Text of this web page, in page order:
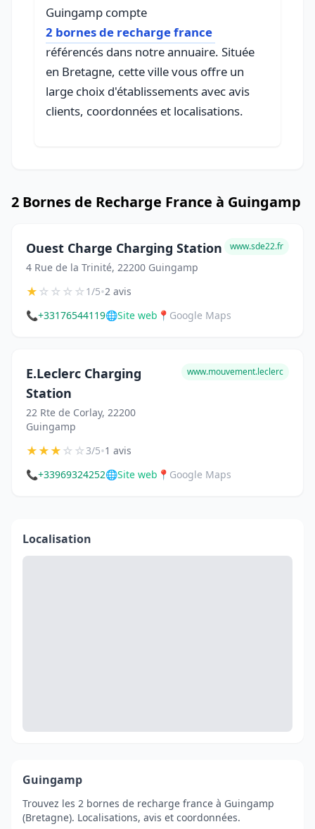
Guingamp compte
2 bornes de recharge france
référencés dans notre annuaire. Située
en Bretagne, cette ville vous offre un
large choix d'établissements avec avis
clients, coordonnées et localisations.
2 Bornes de Recharge France à Guingamp
Ouest Charge Charging Station
4 Rue de la Trinité, 22200 Guingamp
www.sde22.fr
★☆☆☆☆1/5•2 avis
📞+33176544119🌐Site web 📍 Google Maps
E.Leclerc Charging
Station
22 Rte de Corlay, 22200
Guingamp
www.mouvement.leclerc
★★★☆☆3/5•1 avis
📞+33969324252🌐Site web 📍 Google Maps
Localisation
Guingamp
Trouvez les 2 bornes de recharge france à Guingamp
(Bretagne). Localisations, avis et coordonnées.